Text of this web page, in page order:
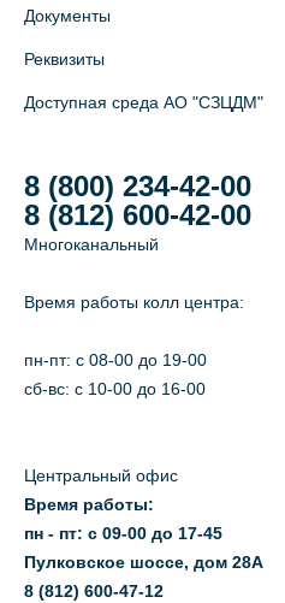
+7 (812) 565-11-12
На карте
Документы
Реквизиты
Доступная среда АО "СЗЦДМ"
8 (800) 234-42-00
8 (812) 600-42-00
Многоканальный
Время работы колл центра:
пн-пт: c 08-00 до 19-00
сб-вс: с 10-00 до 16-00
Центральный офис
Время работы:
пн - пт: с 09-00 до 17-45
Пулковское шоссе, дом 28А
8 (812) 600-47-12